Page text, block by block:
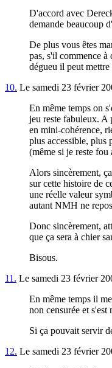
D'accord avec
demande beaucoup
De plus vous êtes
pas, s'il commence à
dégueu il peut
10. Le samedi 23 février
En même temps on
jeu reste fabuleux. A
en mini-cohérence,
plus accessible,
(même si je reste
Alors sincèrement,
sur cette histoire de
une réelle valeur
autant NMH ne
Donc sincèrement,
que ça sera à chier
Bisous.
11. Le samedi 23 février
En même temps il
non censurée et
Si ça pouvait servir
12. Le samedi 23 février